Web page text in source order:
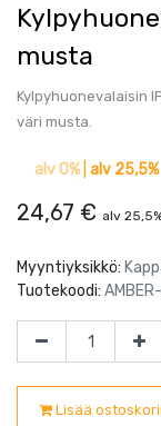
musta
Kylpyhuonevalaisin
väri musta.
alv 0%| alv 25,5%
24,67 € alv
Myyntiyksikkö:
Tuotekoodi:
Lisää